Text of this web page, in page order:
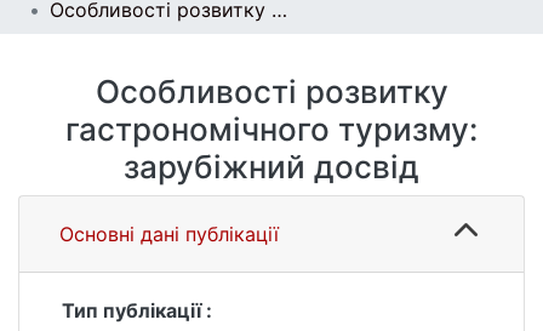
Особливості розвитку гастрономічного туризму: зарубіжний досвід
Особливості розвитку
гастрономічного туризму:
зарубіжний досвід
Основні дані публікації
Тип публікації :